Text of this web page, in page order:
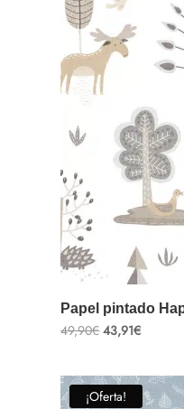
Papel pintado
49,90€ El
precio
49,90€.
43,91€El
43,91€.
¡Oferta!